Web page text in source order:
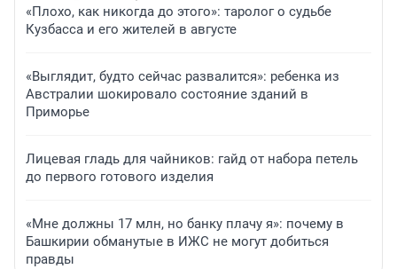
«Плохо, как никогда до этого»: таролог о судьбе
Кузбасса и его жителей в августе
«Выглядит, будто сейчас развалится»: ребенка из
Австралии шокировало состояние зданий в
Приморье
Лицевая гладь для чайников: гайд от набора петель
до первого готового изделия
«Мне должны 17 млн, но банку плачу я»: почему в
Башкирии обманутые в ИЖС не могут добиться
правды